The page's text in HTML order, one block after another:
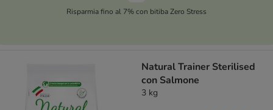
Risparmia fino al 7% con bitiba Zero Stress
Natural Trainer Sterilised
con Salmone
3 kg